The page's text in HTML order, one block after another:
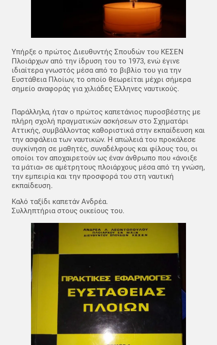
Υπήρξε ο πρώτος Διευθυντής Σπουδών του ΚΕΣΕΝ
Πλοιάρχων από την ίδρυση του το 1973, ενώ έγινε
ιδιαίτερα γνωστός μέσα από το βιβλίο του για την
Ευστάθεια Πλοίων, το οποίο θεωρείται μέχρι σήμερα
σημείο αναφοράς για χιλιάδες Έλληνες ναυτικούς.
Παράλληλα, ήταν ο πρώτος καπετάνιος πυροσβέστης με
πλήρη σχολή πραγματικών ασκήσεων στο Σχηματάρι
Αττικής, συμβάλλοντας καθοριστικά στην εκπαίδευση και
την ασφάλεια των ναυτικών. Η απώλειά του προκάλεσε
συγκίνηση σε μαθητές, συναδέλφους και φίλους του, οι
οποίοι τον αποχαιρετούν ως έναν άνθρωπο που «άνοιξε
τα μάτια» σε αμέτρητους πλοιάρχους μέσα από τη γνώση,
την εμπειρία και την προσφορά του στη ναυτική
εκπαίδευση.
Καλό ταξίδι καπετάν Ανδρέα.
Συλληπτήρια στους οικείους του.